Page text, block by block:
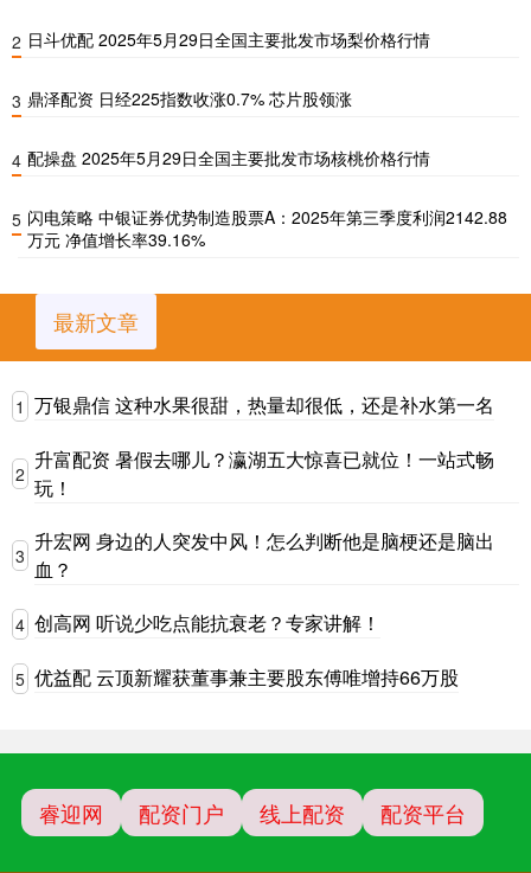
2 日斗优配 2025年5月29日全国主要批发市场梨价格行情
3 鼎泽配资 日经225指数收涨0.7% 芯片股领涨
4 配操盘 2025年5月29日全国主要批发市场核桃价格行情
5 闪电策略 中银证券优势制造股票A：2025年第三季度利润2142.88
万元 净值增长率39.16%
最新文章
1 万银鼎信 这种水果很甜，热量却很低，还是补水第一名
2
升富配资 暑假去哪儿？瀛湖五大惊喜已就位！一站式畅
玩！
3
升宏网 身边的人突发中风！怎么判断他是脑梗还是脑出
血？
4 创高网 听说少吃点能抗衰老？专家讲解！
5 优益配 云顶新耀获董事兼主要股东傅唯增持66万股
睿迎网 配资门户 线上配资 配资平台